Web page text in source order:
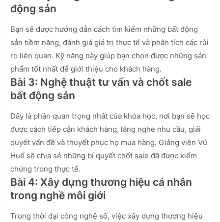
động sản
Bạn sẽ được hướng dẫn cách tìm kiếm những bất động
sản tiềm năng, đánh giá giá trị thực tế và phân tích các rủi
ro liên quan. Kỹ năng này giúp bạn chọn được những sản
phẩm tốt nhất để giới thiệu cho khách hàng.
Bài 3: Nghệ thuật tư vấn và chốt sale
bất động sản
Đây là phần quan trọng nhất của khóa học, nơi bạn sẽ học
được cách tiếp cận khách hàng, lắng nghe nhu cầu, giải
quyết vấn đề và thuyết phục họ mua hàng. Giảng viên Vũ
Huế sẽ chia sẻ những bí quyết chốt sale đã được kiểm
chứng trong thực tế.
Bài 4: Xây dựng thương hiệu cá nhân
trong nghề môi giới
Trong thời đại công nghệ số, việc xây dựng thương hiệu